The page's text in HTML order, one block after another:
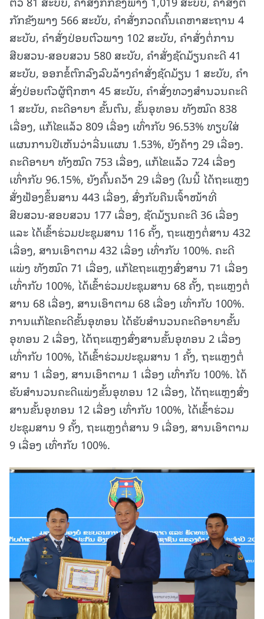
ກັກຂັງພາງ 566 ສະບັບ, ຄໍາສັ່ງກວດຄົ້ນເຄຫາສະຖານ 4
ສະບັບ, ຄໍາສັ່ງປ່ອຍຕົວພາງ 102 ສະບັບ, ຄໍາສັ່ງຕໍ່ການ
ສືບສວນ-ສອບສວນ 580 ສະບັບ, ຄໍາສັ່ງຊັດມ້ຽນຄະດີ 41
ສະບັບ, ອອກຂໍ້ຕົກລົງລົບລ້າງຄໍາສັ່ງຊັດມ້ຽນ 1 ສະບັບ, ຄໍາ
ສັ່ງປ່ອຍຕົວຜູ້ຖືກຫາ 45 ສະບັບ, ຄໍາສັ່ງທວງສໍານວນຄະດີ
1 ສະບັບ, ຄະດີອາຍາ ຂັ້ນຕົນ, ຂັ້ນອຸທອນ ທັງໝົດ 838
ເລື່ອງ, ແກ້ໄຂແລ້ວ 809 ເລື່ອງ ເທົ່າກັບ 96.53% ທຽບໃສ່
ແຜນການປີເຫັນວ່າລື່ນແຜນ 1.53%, ຍັງຄ້າງ 29 ເລື່ອງ.
ຄະດີອາຍາ ທັງໝົດ 753 ເລື່ອງ, ແກ້ໄຂແລ້ວ 724 ເລື່ອງ
ເທົ່າກັບ 96.15%, ຍັງຄົ້ນຄວ້າ 29 ເລື່ອງ (ໃນນີ້ ໄດ້ຖະແຫຼງ
ສັ່ງຟ້ອງຂຶ້ນສານ 443 ເລື່ອງ, ສົ່ງກັບຄືນເຈົ້າໜ້າທີ່
ສືບສວນ-ສອບສວນ 177 ເລື່ອງ, ຊັດມ້ຽນຄະດີ 36 ເລື່ອງ
ແລະ ໄດ້ເຂົ້າຮ່ວມປະຊຸມສານ 116 ຄັ້ງ, ຖະແຫຼງຕໍ່ສານ 432
ເລື່ອງ, ສານເອົາຕາມ 432 ເລື່ອງ ເທົ່າກັບ 100%. ຄະດີ
ແພ່ງ ທັງໝົດ 71 ເລື່ອງ, ແກ້ໄຂຖະແຫຼງສົ່ງສານ 71 ເລື່ອງ
ເທົ່າກັບ 100%, ໄດ້ເຂົ້າຮ່ວມປະຊຸມສານ 68 ຄັ້ງ, ຖະແຫຼງຕໍ່
ສານ 68 ເລື່ອງ, ສານເອົາຕາມ 68 ເລື່ອງ ເທົ່າກັບ 100%.
ການແກ້ໄຂຄະດີຂັ້ນອຸທອນ ໄດ້ຮັບສໍານວນຄະດີອາຍາຂັ້ນ
ອຸທອນ 2 ເລື່ອງ, ໄດ້ຖະແຫຼງສົ່ງສານຂັ້ນອຸທອນ 2 ເລື່ອງ
ເທົ່າກັບ 100%, ໄດ້ເຂົ້າຮ່ວມປະຊຸມສານ 1 ຄັ້ງ, ຖະແຫຼງຕໍ່
ສານ 1 ເລື່ອງ, ສານເອົາຕາມ 1 ເລື່ອງ ເທົ່າກັບ 100%. ໄດ້
ຮັບສໍານວນຄະດີແພ່ງຂັ້ນອຸທອນ 12 ເລື່ອງ, ໄດ້ຖະແຫຼງສົ່ງ
ສານຂັ້ນອຸທອນ 12 ເລື່ອງ ເທົ່າກັບ 100%, ໄດ້ເຂົ້າຮ່ວມ
ປະຊຸມສານ 9 ຄັ້ງ, ຖະແຫຼງຕໍ່ສານ 9 ເລື່ອງ, ສານເອົາຕາມ
9 ເລື່ອງ ເທົ່າກັບ 100%.